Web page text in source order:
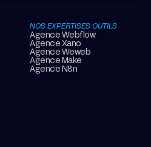
NOS EXPERTISES OUTILS
Agence Webflow
Agence Xano
Agence Weweb
Agence Make
Agence N8n